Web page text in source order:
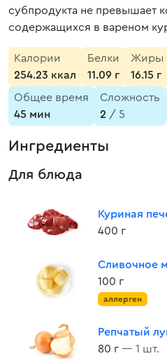
субпродукта не превышает
содержащихся в вареном
Калории
254.23 ккал
Белки
11.09 г
Жиры
16.15 г
Общее время
45 мин
Сложность
2 / 5
Ингредиенты
Для блюда
Куриная
400 г
Сливочное
100 г
аллерген
Репчатый
80 г — 1 шт.